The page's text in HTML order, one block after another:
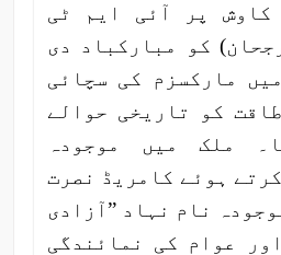
کاوش پر آئی ایم ٹی
کو مبارکباد دی
مارکسزم کی سچائی
کو تاریخی حوالے
ملک میں موجودہ
ہوئے کامریڈ نصرت
نام نہاد ”آزادی
عوام کی نمائندگی